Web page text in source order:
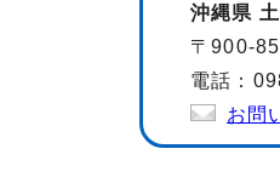
沖縄県
〒900-
電話：
お問